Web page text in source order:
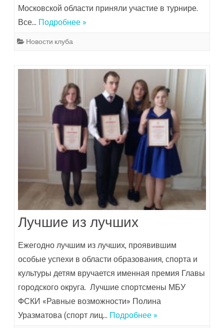
Московской области приняли участие в турнире.
Все… Подробнее »
Новости клуба
Лучшие из лучших
Ежегодно лучшим из лучших, проявившим
особые успехи в области образования, спорта и
культуры детям вручается именная премия Главы
городского округа. Лучшие спортсмены МБУ
ФСКИ «Равные возможности» Полина
Уразматова (спорт лиц… Подробнее »